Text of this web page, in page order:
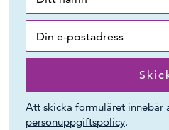
Att skicka formuläret innebär
personuppgiftspolicy.